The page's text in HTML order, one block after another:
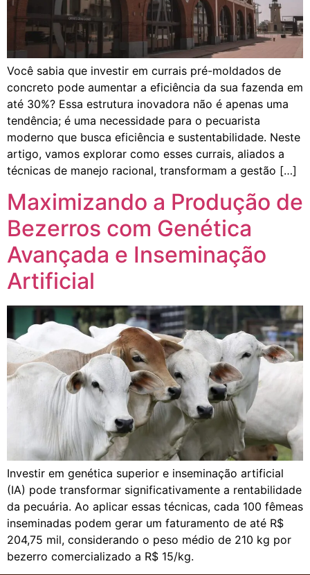
Você sabia que investir em currais pré-moldados de
concreto pode aumentar a eficiência da sua fazenda em
até 30%? Essa estrutura inovadora não é apenas uma
tendência; é uma necessidade para o pecuarista
moderno que busca eficiência e sustentabilidade. Neste
artigo, vamos explorar como esses currais, aliados a
técnicas de manejo racional, transformam a gestão […]
Maximizando a Produção de
Bezerros com Genética
Avançada e Inseminação
Artificial
Investir em genética superior e inseminação artificial
(IA) pode transformar significativamente a rentabilidade
da pecuária. Ao aplicar essas técnicas, cada 100 fêmeas
inseminadas podem gerar um faturamento de até R$
204,75 mil, considerando o peso médio de 210 kg por
bezerro comercializado a R$ 15/kg.